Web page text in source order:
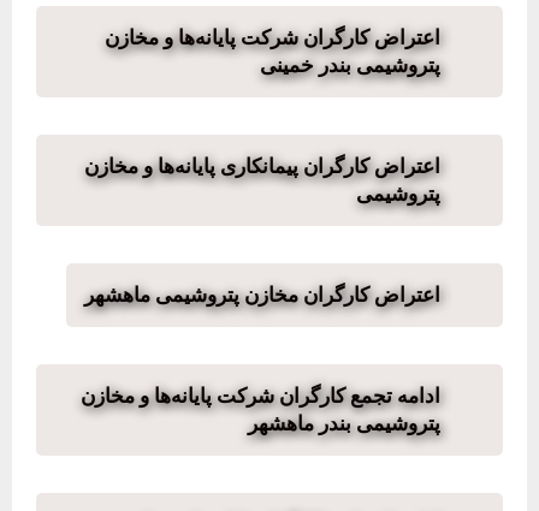
اعتراض کارگران شرکت پایانه‌ها و مخازن
پتروشیمی بندر خمینی
اعتراض کارگران پیمانکاری پایانه‌ها و مخازن
پتروشیمی
اعتراض کارگران مخازن پتروشیمی ماهشهر
ادامه تجمع کارگران شرکت پایانه‌ها و مخازن
پتروشیمی بندر ماهشهر